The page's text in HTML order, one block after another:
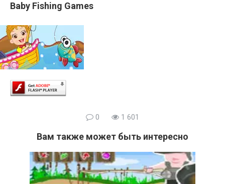
Baby Fishing Games
0 1 601
Вам также может быть интересно